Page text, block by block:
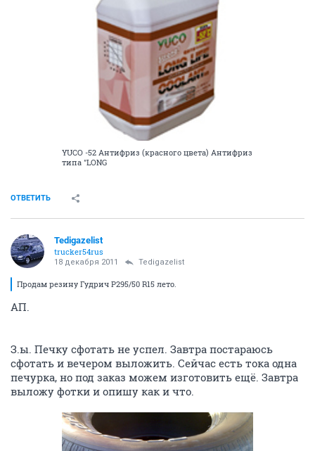
YUCO -52 Антифриз (красного цвета) Антифриз
типа "LONG
ОТВЕТИТЬ
Tedigazelist
trucker54rus
18 декабря 2011 Tedigazelist
Продам резину Гудрич P295/50 R15 лето.
АП.
З.ы. Печку сфотать не успел. Завтра постараюсь
сфотать и вечером выложить. Сейчас есть тока одна
печурка, но под заказ можем изготовить ещё. Завтра
выложу фотки и опишу как и что.